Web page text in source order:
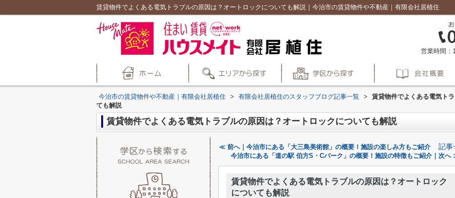
賃貸物件でよくある電気トラブルの原因は？オートロックについても解説｜今治市の賃貸物件や不動産｜有限会社居植住
営業時間：
今治市の賃貸物件や不動産｜有限会社居植住 > 有限会社居植住のスタッフブログ記事一覧 >
賃貸物件でよくある電気ト
ても解説
賃貸物件でよくある電気トラブルの原因は？オートロックについても解説
≪ 前へ｜今治市にある「大三島美術館」の概要！施設の楽しみ方もご紹介 記事
今治市にある「道の駅 伯方S・Cパーク」の概要！施設の特徴もご紹介｜次
賃貸物件でよくある電気トラブルの原因は？オートロック
についても解説